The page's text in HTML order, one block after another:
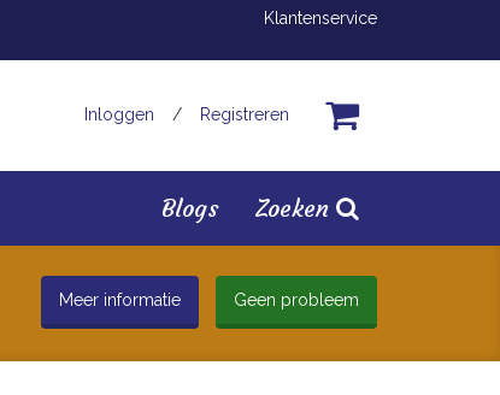
Klantenservice
Inloggen / Registreren
Zoeken
Blogs
Meer informatie Geen probleem